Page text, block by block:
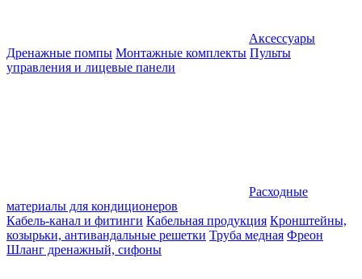
Аксессуары
Дренажные помпы Монтажные комплекты Пульты
управления и лицевые панели
Расходные
материалы для кондиционеров
Кабель-канал и фитинги Кабельная продукция Кронштейны,
козырьки, антивандальные решетки Труба медная Фреон
Шланг дренажный, сифоны